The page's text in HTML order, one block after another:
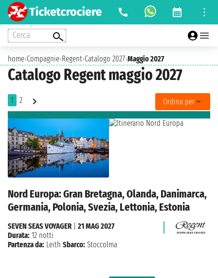
Cerca
home›Compagnie›Regent›Catalogo 2027›Maggio 2027
Catalogo Regent maggio 2027
1 2 Ordina per
Nord Europa: Gran Bretagna, Olanda, Danimarca,
Germania, Polonia, Svezia, Lettonia, Estonia
SEVEN SEAS VOYAGER| 21 MAG 2027
Durata: 12 notti
Partenza da: Leith Sbarco: Stoccolma